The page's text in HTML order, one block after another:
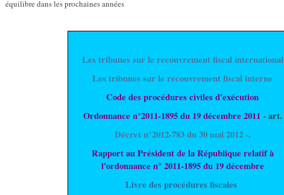
équilibre dans les prochaines années
Les tribunes sur le recouvrement fiscal international
Les tribunes sur le recouvrement fiscal interne
Code des procédures civiles d'exécution
Ordonnance n°2011-1895 du 19 décembre 2011- art.
Décret n°2012-783 du 30 mai 2012 -.
Rapport au Président de la République relatif à
l'ordonnance n° 2011-1895 du 19 décembre
Livre des procédures fiscales